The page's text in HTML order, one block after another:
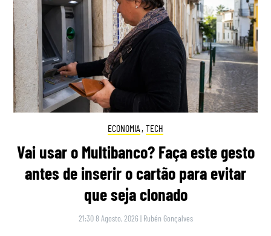
ECONOMIA , TECH
Vai usar o Multibanco? Faça este gesto
antes de inserir o cartão para evitar
que seja clonado
21:30 8 Agosto, 2026 | Rubén Gonçalves